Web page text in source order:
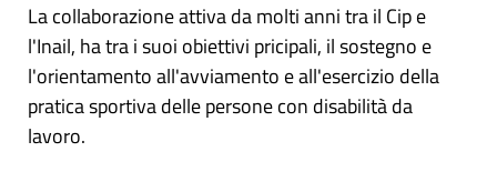
La collaborazione attiva da molti anni tra il Cip e
l'Inail, ha tra i suoi obiettivi pricipali, il sostegno e
l'orientamento all'avviamento e all'esercizio della
pratica sportiva delle persone con disabilità da
lavoro.